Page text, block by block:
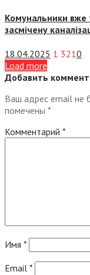
Комунальники вже
засмічену
18.04.2025 1 3210
Load more
Добавить
Ваш адрес email не
помечены *
Комментарий *
Имя *
Email *